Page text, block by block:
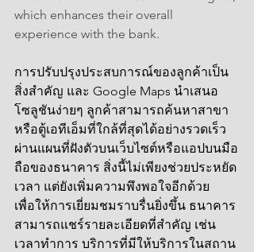
which enhances their overall
experience with the bank.
การปรับปรุงประสบการณ์ของลูกค้าเป็น
สิ่งสำคัญ และ Google Maps นำเสนอ
โซลูชันง่ายๆ ลูกค้าสามารถค้นหาสาขา
หรือตู้เอทีเอ็มที่ใกล้ที่สุดได้อย่างรวดเร็ว
ผ่านแผนที่ฝังตัวบนเว็บไซต์หรือแอปบนมือ
ถือของธนาคาร สิ่งนี้ไม่เพียงช่วยประหยัด
เวลา แต่ยังเพิ่มความพึงพอใจอีกด้วย
เพื่อให้การเยี่ยมชมราบรื่นยิ่งขึ้น ธนาคาร
สามารถแชร์รายละเอียดที่สำคัญ เช่น
เวลาทำการ บริการที่มีให้บริการในสถาน